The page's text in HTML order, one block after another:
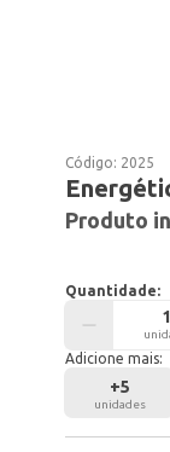
Código: 2025
Produto
Quantidade:
Adicione mais:
+5
unidades